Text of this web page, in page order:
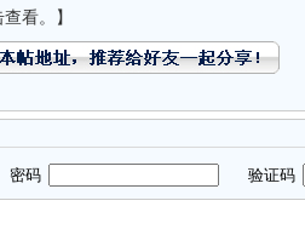
看。】
码 验证码